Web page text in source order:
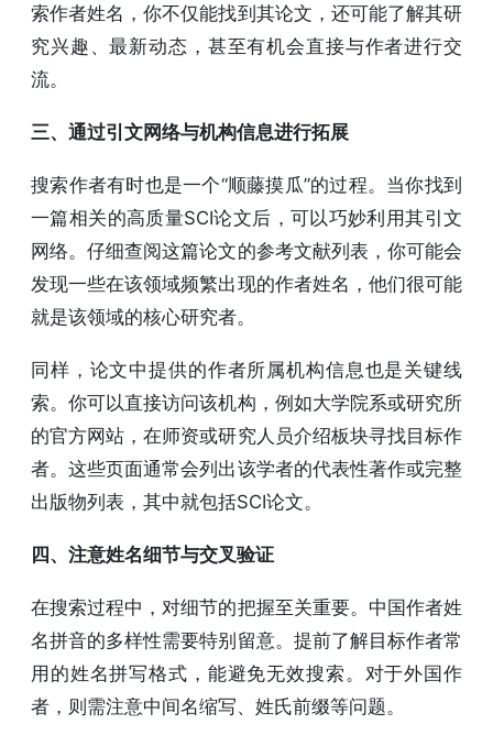
索作者姓名，你不仅能找到其论文，还可能了解其研
究兴趣、最新动态，甚至有机会直接与作者进行交
流。
三、通过引文网络与机构信息进行拓展
搜索作者有时也是一个“顺藤摸瓜”的过程。当你找到
一篇相关的高质量SCI论文后，可以巧妙利用其引文
网络。仔细查阅这篇论文的参考文献列表，你可能会
发现一些在该领域频繁出现的作者姓名，他们很可能
就是该领域的核心研究者。
同样，论文中提供的作者所属机构信息也是关键线
索。你可以直接访问该机构，例如大学院系或研究所
的官方网站，在师资或研究人员介绍板块寻找目标作
者。这些页面通常会列出该学者的代表性著作或完整
出版物列表，其中就包括SCI论文。
四、注意姓名细节与交叉验证
在搜索过程中，对细节的把握至关重要。中国作者姓
名拼音的多样性需要特别留意。提前了解目标作者常
用的姓名拼写格式，能避免无效搜索。对于外国作
者，则需注意中间名缩写、姓氏前缀等问题。